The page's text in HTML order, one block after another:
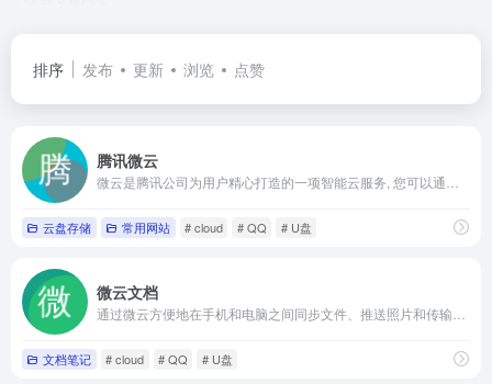
排序 发布 更新 浏览 点赞
腾讯微云
云盘存储 常用网站 # cloud # QQ # U盘
微云文档
文档笔记 # cloud # QQ # U盘